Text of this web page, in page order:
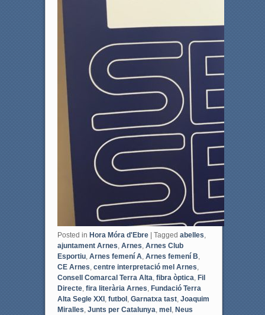
Posted in Hora Móra d'Ebre | Tagged abelles
ajuntament Arnes Arnes Arnes Club
Esportiu, Arnes femení A Arnes femení B
CE Arnes centre interpretació mel Arnes
Consell Comarcal Terra Alta fibra òptica Fil
Directe, fira literària Arnes Fundació Terra
Alta Segle XXI, futbol, Garnatxa tast, Joaquim
Miralles Junts per Catalunya mel, Neus